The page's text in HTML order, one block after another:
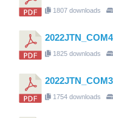
1807 downloads
1825 downloads
1754 downloads